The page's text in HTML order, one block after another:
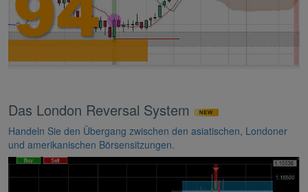
Das London Reversal System
Handeln Sie den Übergang zwischen den asiatischen, Londoner
und amerikanischen Börsensitzungen.